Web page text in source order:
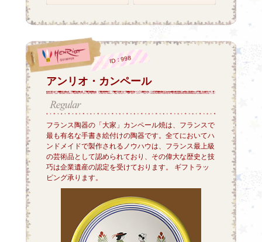
アンリオ・カンペール
ID：998
フランス陶器の「大家」カンペール焼は、フランスで
最も有名な手書き絵付けの陶器です。全てにおいてハ
ンドメイドで製作されるノウハウは、フランス最上級
の芸術品として認められており、その偉大な歴史と技
巧は企業遺産の認定を受けております。 ギフトラッ
ピング承ります。